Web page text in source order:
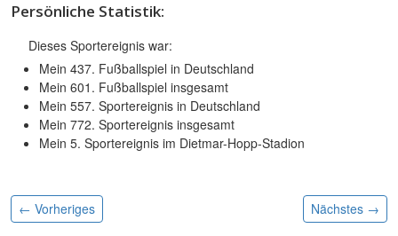
Persönliche Statistik:
Dieses Sportereignis war:
Mein 437. Fußballspiel in Deutschland
Mein 601. Fußballspiel insgesamt
Mein 557. Sportereignis in Deutschland
Mein 772. Sportereignis insgesamt
Mein 5. Sportereignis im Dietmar-Hopp-Stadion
← Vorheriges Nächstes →